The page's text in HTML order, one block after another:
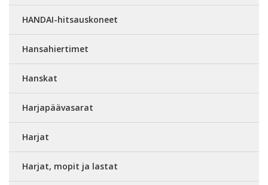
HANDAI-hitsauskoneet
Hansahiertimet
Hanskat
Harjapäävasarat
Harjat
Harjat, mopit ja lastat